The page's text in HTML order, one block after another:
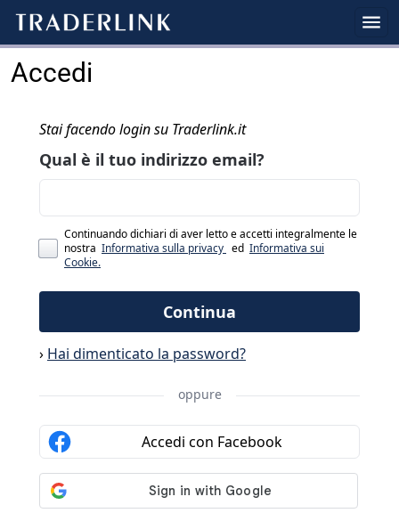
Accedi